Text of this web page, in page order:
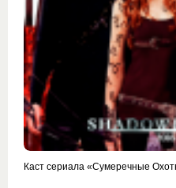
Каст сериала «Сумеречные